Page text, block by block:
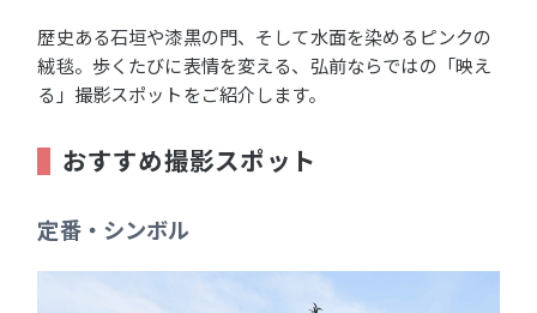
歴史ある石垣や漆黒の門、そして水面を染めるピンクの
絨毯。歩くたびに表情を変える、弘前ならではの「映え
る」撮影スポットをご紹介します。
おすすめ撮影スポット
定番・シンボル